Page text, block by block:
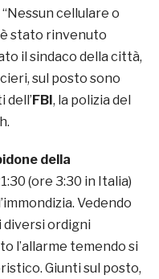
cellulare o
stato rinvenuto
il sindaco della città,
sul posto sono
FBI, la polizia del
della
(ore 3:30 in Italia)
Vedendo
ordigni
l’allarme temendo si
Giunti sul posto,